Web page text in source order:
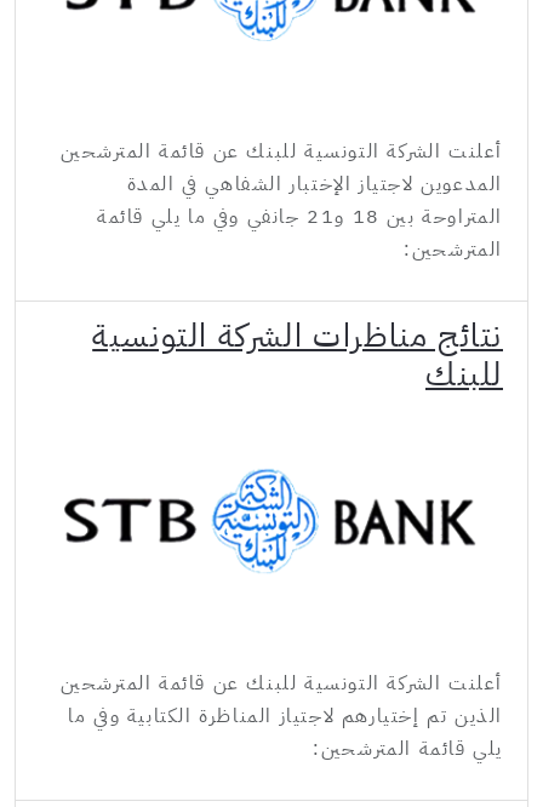
أعلنت الشركة التونسية للبنك عن قائمة المترشحين
المدعوين لاجتياز الإختبار الشفاهي في المدة
المتراوحة بين 18 و21 جانفي وفي ما يلي قائمة
المترشحين:
نتائج مناظرات الشركة التونسية
للبنك
أعلنت الشركة التونسية للبنك عن قائمة المترشحين
الذين تم إختيارهم لاجتياز المناظرة الكتابية وفي ما
يلي قائمة المترشحين: